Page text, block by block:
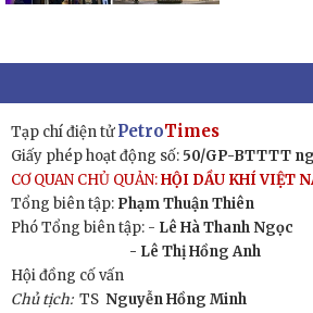
Tạp chí điện tửPetroTimes
Giấy phép hoạt động số: 50/GP-BTTTT
CƠ QUAN CHỦ QUẢN:HỘI DẦU KHÍ VIỆT
Tổng biên tập: Phạm Thuận Thiên
Phó Tổng biên tập: - Lê Hà Thanh Ngọc
- Lê Thị Hồng Anh
Hội đồng cố vấn
Chủ tịch:TS Nguyễn Hồng Minh